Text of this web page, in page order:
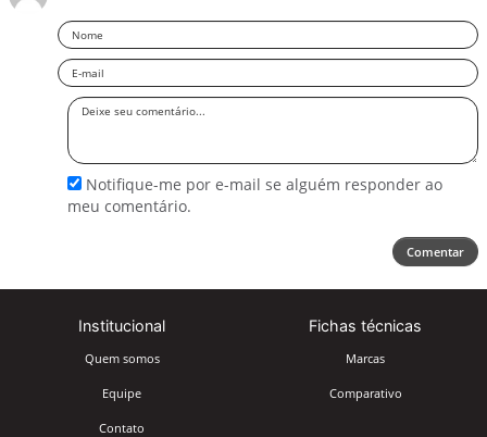
Nome
Email
Deixe
Notifique-me por e-mail se alguém responder ao
meu comentário.
Comentar
Institucional
Quem somos
Equipe
Contato
Fichas técnicas
Marcas
Comparativo